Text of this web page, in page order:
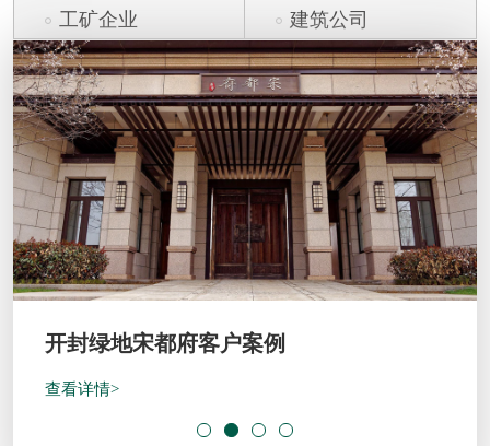
工矿企业
建筑公司
开封绿地宋都府客户案例
查看详情>